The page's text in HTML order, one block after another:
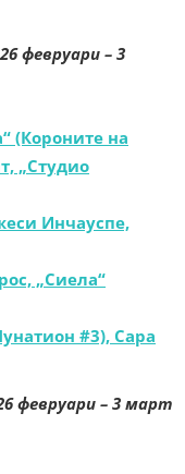
февруари – 3
(Короните на
„Студио
Инчауспе,
„Сиела“
#3), Сара
февруари – 3 март